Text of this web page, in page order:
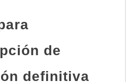
de
definitiva